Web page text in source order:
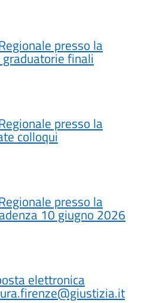
presso la
finali
presso la
colloqui
presso la
10 giugno 2026
elettronica